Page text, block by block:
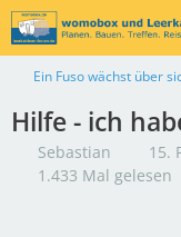
Ein Fuso wächst über
Hilfe - ich
Sebastian
15.
1.433 Mal gelesen